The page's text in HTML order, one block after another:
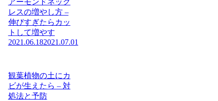
アーモンドネック
レスの増やし方 –
伸びすぎたらカッ
トして増やす
2021.06.182021.07.01
観葉植物の土にカ
ビが生えたら – 対
処法と予防